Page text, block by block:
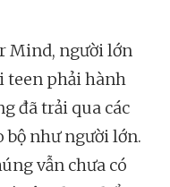
Mind, người lớn
teen phải hành
đã trải qua các
bộ như người lớn.
vẫn chưa có